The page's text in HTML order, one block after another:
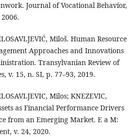
Journal of Vocational Behavior,
Miloš. Human Resource
Approaches and Innovations
Transylvanian Review of
v. 15, n. SI, p. 77–93, 2019.
Milos; KNEZEVIC,
as Financial Performance Drivers
from an Emerging Market. E a M:
v. 24, 2020.